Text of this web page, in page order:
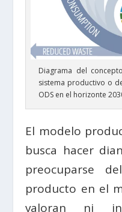
Diagrama del
sistema productivo o
ODS en el horizonte
El modelo
busca hacer
preocuparse
producto en el
valoran ni